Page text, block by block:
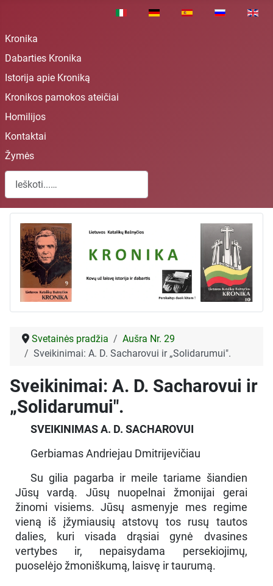
Pasirinkite savo kalbą
Kronika
Dabarties Kronika
Istorija apie Kroniką
Kronikos pamokos ateičiai
Homilijos
Kontaktai
Žymės
Paieška
Svetainės pradžia
Aušra Nr. 29
Sveikinimai: A. D. Sacharovui ir „Solidarumui".
Sveikinimai: A. D. Sacharovui ir
„Solidarumui".
SVEIKINIMAS A. D. SACHAROVUI
Gerbiamas Andriejau Dmitrijevičiau
Su gilia pagarba ir meile tariame šiandien
Jūsų vardą. Jūsų nuopelnai žmonijai gerai
žinomi visiems. Jūsų asmenyje mes regime
vieną iš įžymiausių atstovų tos rusų tautos
dalies, kuri visada drąsiai gynė dvasines
vertybes ir, nepaisydama persekiojimų,
puoselėjo žmoniškumą, laisvę ir taurumą.